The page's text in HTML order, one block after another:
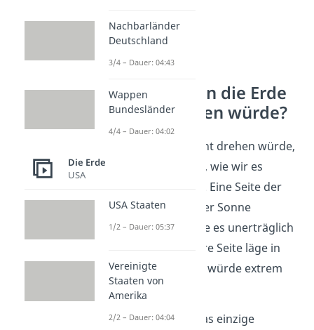
Was wäre, wenn die Erde
sich nicht drehen würde?
Wenn die Erde sich nicht drehen würde,
wäre das Leben auf ihr, wie wir es
. Eine Seite der
Erde wäre dauerhaft der Sonne
zugewandt. Dort würde es unerträglich
heiß werden. Die andere Seite läge in
ewiger Dunkelheit und würde extrem
kalt werden.
Doch das wäre nicht das einzige
Nachbarländer
Deutschland
3/4 – Dauer: 04:43
Wappen
Bundesländer
4/4 – Dauer: 04:02
Die Erde
USA
USA Staaten
1/2 – Dauer: 05:37
Vereinigte
Staaten von
Amerika
2/2 – Dauer: 04:04